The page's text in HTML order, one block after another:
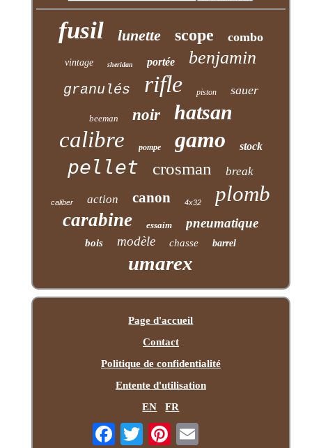
fusil lunette scope combo
vintage sheridan portée benjamin
granulés rifle piston sauer
beeman noir hatsan
calibre pompe gamo stock
pellet crosman break
caliber action canon 4x32 plomb
carabine essaim pneumatique
bois modèle chasse barrel
umarex
Page d'accueil
Contact
Politique de confidentialité
Entente d'utilisation
EN
FR